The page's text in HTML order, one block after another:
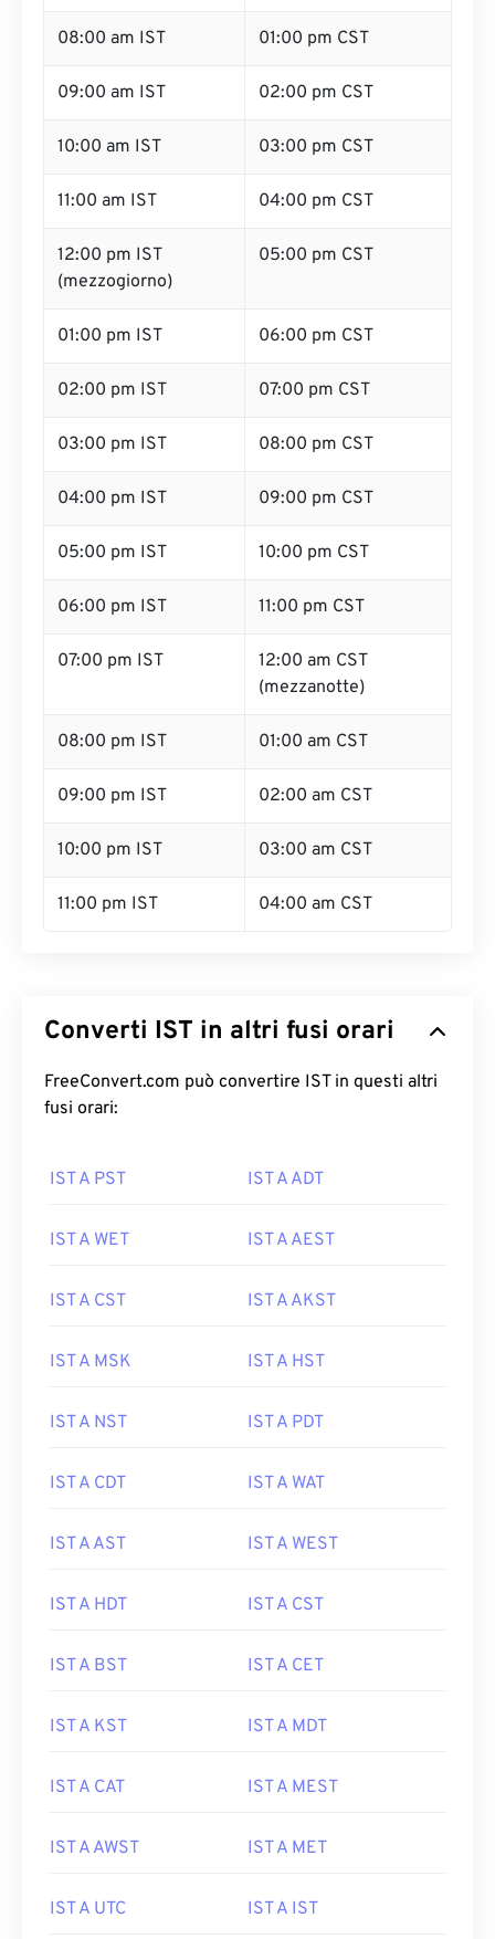
08:00 am IST 01:00 pm CST
09:00 am IST 02:00 pm CST
10:00 am IST 03:00 pm CST
11:00 am IST 04:00 pm CST
12:00 pm IST
(mezzogiorno)
05:00 pm CST
01:00 pm IST 06:00 pm CST
02:00 pm IST 07:00 pm CST
03:00 pm IST 08:00 pm CST
04:00 pm IST 09:00 pm CST
05:00 pm IST 10:00 pm CST
06:00 pm IST 11:00 pm CST
07:00 pm IST
12:00 am CST
(mezzanotte)
08:00 pm IST 01:00 am CST
09:00 pm IST 02:00 am CST
10:00 pm IST 03:00 am CST
11:00 pm IST 04:00 am CST
Converti IST in altri fusi orari
FreeConvert.com può convertire IST in questi altri
fusi orari:
IST A PST IST A ADT
IST A WET IST A AEST
IST A CST IST A AKST
IST A MSK IST A HST
IST A NST IST A PDT
IST A CDT IST A WAT
IST A AST IST A WEST
IST A HDT IST A CST
IST A BST IST A CET
IST A KST IST A MDT
IST A CAT IST A MEST
IST A AWST IST A MET
IST A UTC IST A IST